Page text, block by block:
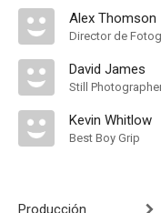
Alex Thomson
Director de
David James
Still
Kevin Whitlow
Best Boy Grip
Producción